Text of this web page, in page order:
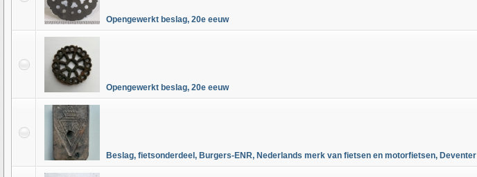
Opengewerkt beslag, 20e eeuw
Opengewerkt beslag, 20e eeuw
Beslag, fietsonderdeel, Burgers-ENR, Nederlands merk van fietsen en motorfietsen, Deventer